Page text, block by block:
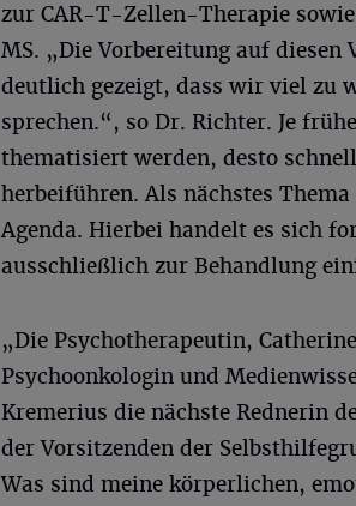
zur CAR-T-Zellen-Therapie
MS. „Die Vorbereitung auf
deutlich gezeigt, dass wir viel zu
sprechen.“, so Dr. Richter. Je
thematisiert werden, desto
herbeiführen. Als nächstes
Agenda. Hierbei handelt es sich
ausschließlich zur Behandlung
„Die Psychotherapeutin,
Psychoonkologin und
Kremerius die nächste Rednerin
der Vorsitzenden der
Was sind meine körperlichen,